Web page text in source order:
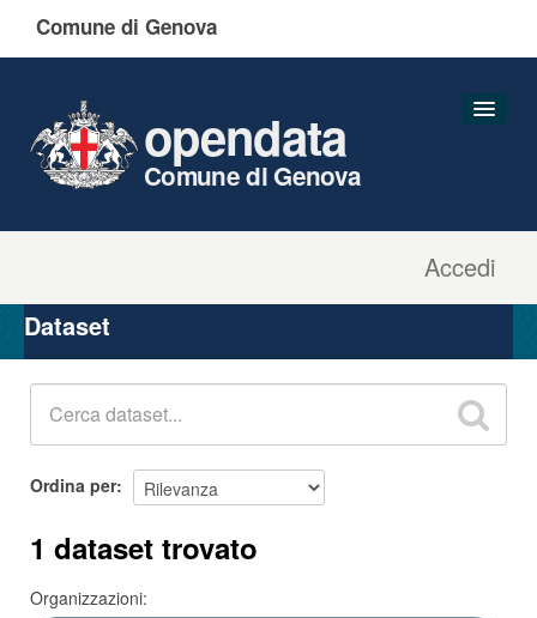
Comune di Genova
Accedi
opendata
Comune di Genova
Organizzazioni
Gruppi
Dataset
Ordina per
1 dataset trovato
Organizzazioni: